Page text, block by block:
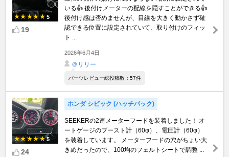
5
19
いる👍 後付けメーターの配線を隠すことができる👍
後付け感は否めませんが、目線を大きく動かさず確
認できる位置に設定されていて、取り付けのフィッ
ト ...
2026年6月4日
＠リリー
パーツレビュー総投稿数：57件
5
24
ホンダ シビック (ハッチバック)
SEEKERの2連メーターフードを装着しました！ オ
ートゲージのブースト計（60φ）、電圧計（60φ）
を装着しています。 メーターフードの穴がちょい大
きめだったので、100均のフェルトシートで調整 ...